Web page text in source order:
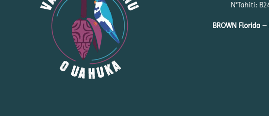
N°Tahiti:
BROWN Florida